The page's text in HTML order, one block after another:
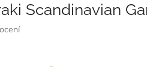
Scandinavian